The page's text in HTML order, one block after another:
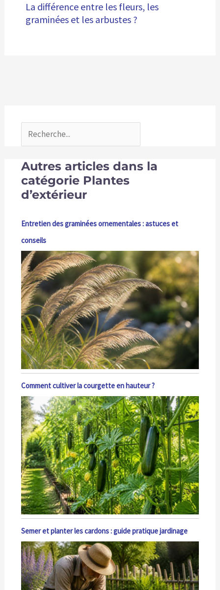
La différence entre les fleurs, les
graminées et les arbustes ?
Autres articles dans la
catégorie Plantes
d’extérieur
Entretien des graminées ornementales : astuces et
conseils
Comment cultiver la courgette en hauteur ?
Semer et planter les cardons : guide pratique jardinage